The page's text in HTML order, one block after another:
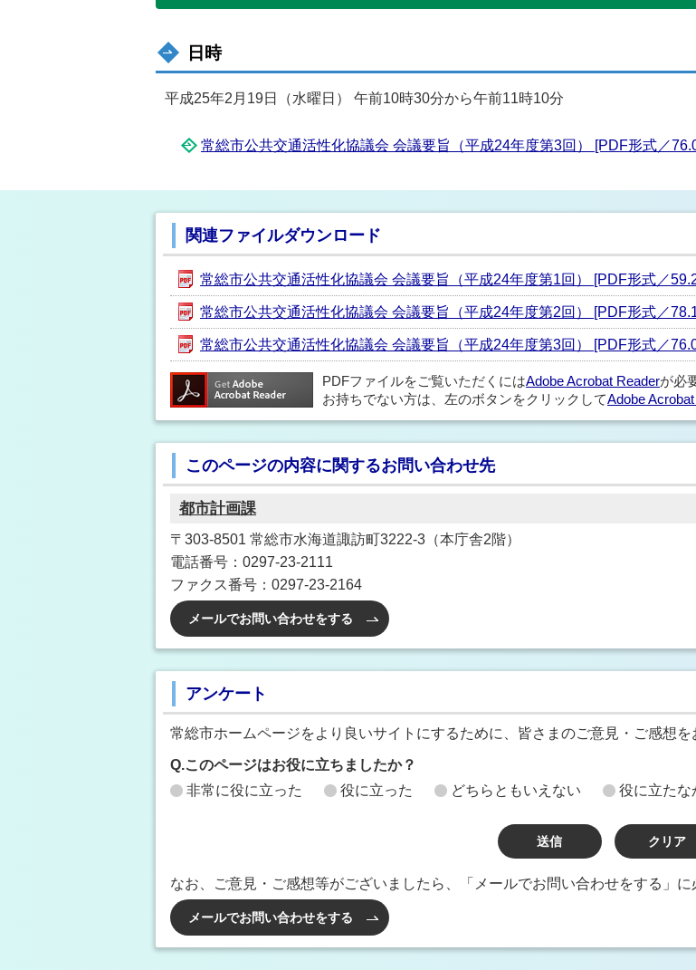
日時
平成25年2月19日（水曜日） 午前10時30分から午前11時10分
常総市公共交通活性化協議会 会議要旨（平成24年度第3回） [PDF形式／
関連ファイルダウンロード
常総市公共交通活性化協議会 会議要旨（平成24年度第1回） [PDF形式／
常総市公共交通活性化協議会 会議要旨（平成24年度第2回） [PDF形式／
常総市公共交通活性化協議会 会議要旨（平成24年度第3回） [PDF形式／
PDFファイルをご覧いただくにはAdobe Acrobat Readerが必
お持ちでない方は、左のボタンをクリックしてAdobe
このページの内容に関するお問い合わせ先
都市計画課
〒303-8501 常総市水海道諏訪町3222-3（本庁舎2階）
電話番号：0297-23-2111
ファクス番号：0297-23-2164
メールでお問い合わせをする
アンケート
常総市ホームページをより良いサイトにするために、皆さまのご意見・ご感想を
Q.このページはお役に立ちましたか？
非常に役に立った
役に立った どちらともいえない 役に立たな
なお、ご意見・ご感想等がございましたら、「メールでお問い合わせをする」に
メールでお問い合わせをする